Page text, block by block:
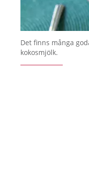
Det finns många
kokosmjölk.